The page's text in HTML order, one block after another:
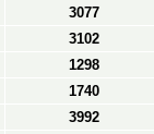
3077
3102
1298
1740
3992